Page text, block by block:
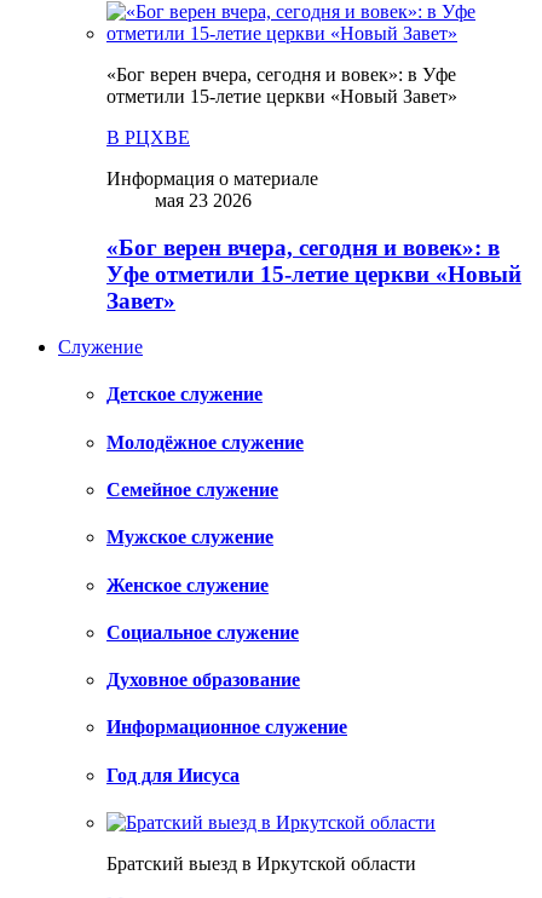
«Бог верен вчера, сегодня и вовек»: в Уфе
отметили 15-летие церкви «Новый Завет»
В РЦХВЕ
Информация о материале
мая 23 2026
«Бог верен вчера, сегодня и вовек»: в
Уфе отметили 15-летие церкви «Новый
Завет»
Служение
Детское служение
Молодёжное служение
Семейное служение
Мужское служение
Женское служение
Социальное служение
Духовное образование
Информационное служение
Год для Иисуса
Братский выезд в Иркутской области